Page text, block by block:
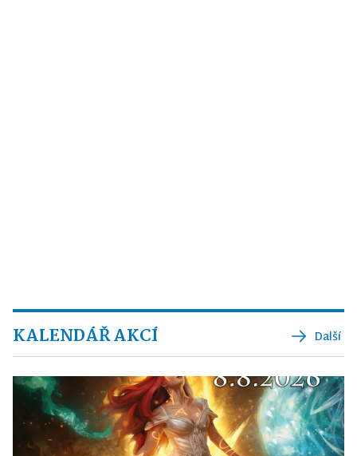
KALENDÁŘ AKCÍ Další